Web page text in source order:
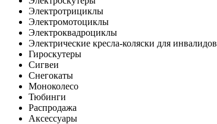
Электротрициклы
Электромотоциклы
Электроквадроциклы
Электрические кресла-коляски для инвалидов
Гироскутеры
Сигвеи
Снегокаты
Моноколесо
Тюбинги
Распродажа
Аксессуары